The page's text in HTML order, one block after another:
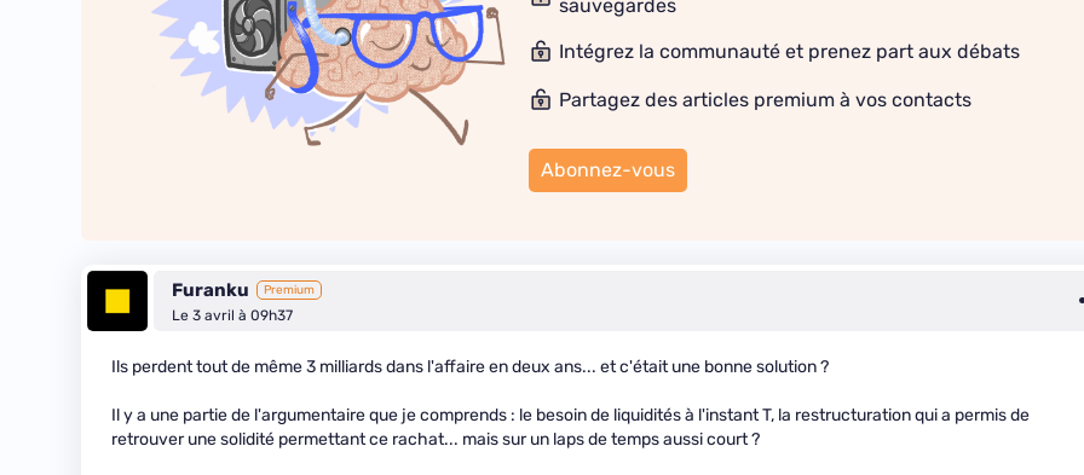
sauvegardes
Intégrez la communauté et prenez part aux débats
Partagez des articles premium à vos contacts
Abonnez-vous
Furanku Premium
Le 3 avril à 09h37
Ils perdent tout de même 3 milliards dans l'affaire en deux ans... et c'était une bonne solution ?
Il y a une partie de l'argumentaire que je comprends : le besoin de liquidités à l'instant T, la restructuration qui a permis de
retrouver une solidité permettant ce rachat... mais sur un laps de temps aussi court ?